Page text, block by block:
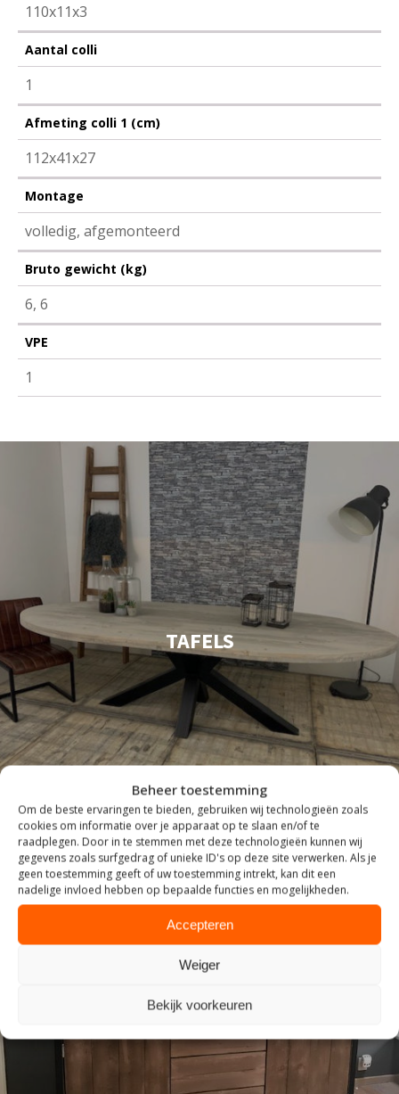
Beheer toestemming
Om de beste ervaringen te bieden, gebruiken wij technologieën zoals
cookies om informatie over je apparaat op te slaan en/of te
raadplegen. Door in te stemmen met deze technologieën kunnen wij
gegevens zoals surfgedrag of unieke ID's op deze site verwerken. Als je
geen toestemming geeft of uw toestemming intrekt, kan dit een
nadelige invloed hebben op bepaalde functies en mogelijkheden.
Accepteren
Weiger
Bekijk voorkeuren
110x11x3
Aantal colli
1
Afmeting colli 1 (cm)
112x41x27
Montage
volledig, afgemonteerd
Bruto gewicht (kg)
6, 6
VPE
1
TAFELS
INDUSTRIEEL